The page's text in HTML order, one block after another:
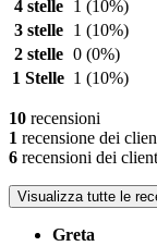
4 stelle
1 (10%)
3 stelle
1 (10%)
2 stelle 0 (0%)
1 Stelle 1 (10%)
10 recensioni
1 recensione dei
6 recensioni dei
Visualizza tutte le
Greta